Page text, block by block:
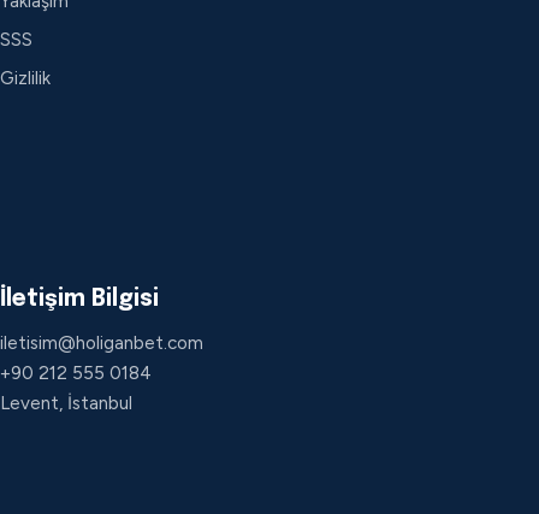
SSS
Gizlilik
İletişim Bilgisi
iletisim@holiganbet.com
+90 212 555 0184
Levent, İstanbul